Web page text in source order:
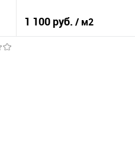
1 100 руб. / м2